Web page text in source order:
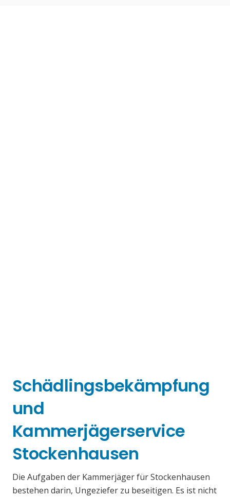
Schädlingsbekämpfung
und
Kammerjägerservice
Stockenhausen
Die Aufgaben der Kammerjäger für Stockenhausen
bestehen darin, Ungeziefer zu beseitigen. Es ist nicht